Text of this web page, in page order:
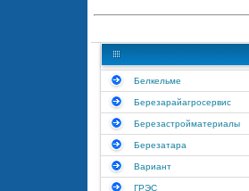
Белкельме
Березарайагросервис
Березастройматериалы
Березатара
Вариант
ГРЭС